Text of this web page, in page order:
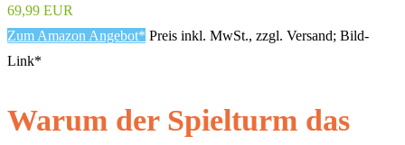
69,99 EUR
Zum Amazon Angebot* Preis inkl. MwSt., zzgl. Versand; Bild-
Link*
Warum der Spielturm das